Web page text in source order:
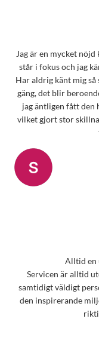
Jag är en mycket
står i fokus och jag
Har aldrig känt mig så
gäng, det blir
jag äntligen fått den
vilket gjort stor
Alltid en
Servicen är alltid
samtidigt väldigt
den inspirerande